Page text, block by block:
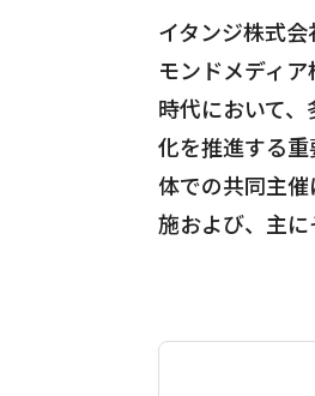
イタンジ株式
モンドメディ
時代において、
化を推進する
体での共同主
施および、主に